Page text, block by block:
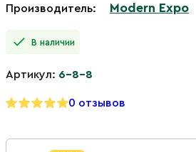
Производитель: Modern Expo
В наличии
Артикул: 6-8-8
0 отзывов